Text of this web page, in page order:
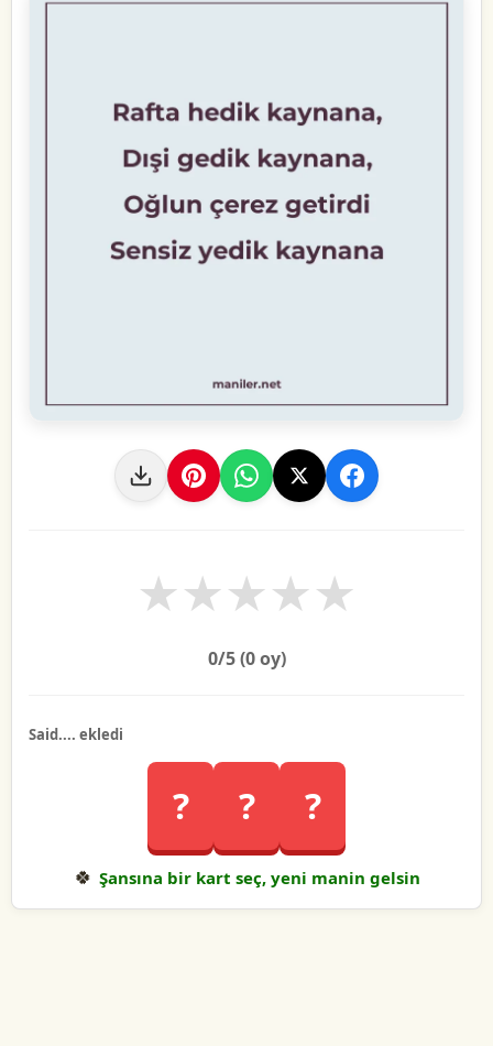
★
★
★
★
★
0/5 (0oy)
Said.... ekledi
? ? ?
🍀 Şansına bir kart seç, yeni manin gelsin